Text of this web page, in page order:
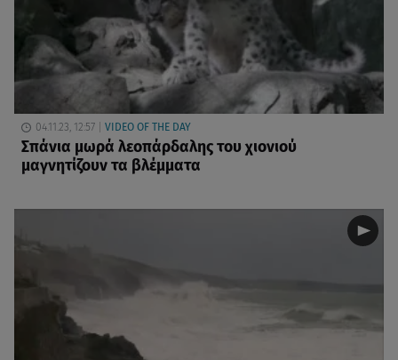
04.11.23, 12:57 VIDEO OF THE DAY
Σπάνια μωρά λεοπάρδαλης του χιονιού
μαγνητίζουν τα βλέμματα